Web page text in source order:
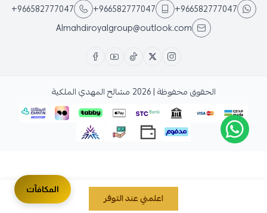
اعلمني عند التوفر
+966582777047
+966582777047
+966582777047
Almahdiroyalgroup@outlook.com
الحقوق محفوظة | 2026 مشالح المهدي الملكية
المكافآت